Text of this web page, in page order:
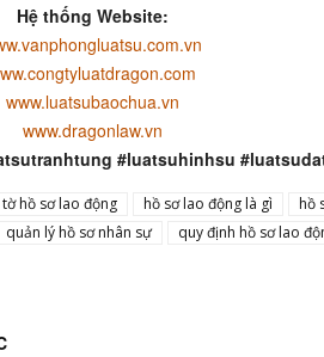
Hệ thống Website:
www.luatsubaochua.vn
www.dragonlaw.vn
#luatsuhinhsu
tờ hồ sơ lao động hồ sơ lao động là gì
hồ
quản lý hồ sơ nhân sự
quy định hồ sơ lao